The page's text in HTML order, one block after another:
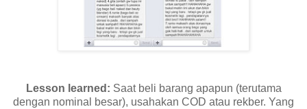
Lesson learned: Saat beli barang apapun (terutama
dengan nominal besar), usahakan COD atau rekber. Yang